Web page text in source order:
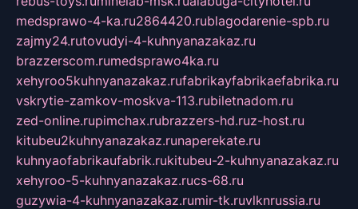
medsprawo-4-ka.ru2864420.rublagodarenie-spb.ru
zajmy24.rutovudyi-4-kuhnyanazakaz.ru
brazzerscom.rumedsprawo4ka.ru
xehyroo5kuhnyanazakaz.rufabrikayfabrikaefabrika.ru
vskrytie-zamkov-moskva-113.rubiletnadom.ru
zed-online.rupimchax.rubrazzers-hd.ruz-host.ru
kitubeu2kuhnyanazakaz.runaperekate.ru
kuhnyaofabrikaufabrik.rukitubeu-2-kuhnyanazakaz.ru
xehyroo-5-kuhnyanazakaz.rucs-68.ru
guzywia-4-kuhnyanazakaz.rumir-tk.ruvlknrussia.ru